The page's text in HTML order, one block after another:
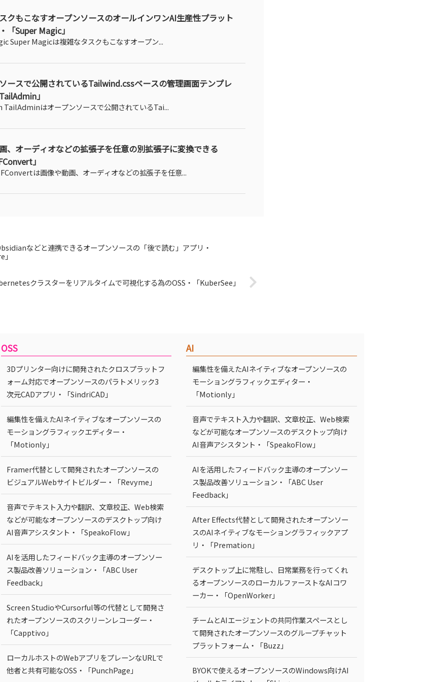
クもこなすオープンソースのオールインワンAI生産性プラット
「Super Magic」
Super Magicは複雑なタスクもこなすオープン...
ースで公開されているTailwind.cssベースの管理画面テンプレ
」
はオープンソースで公開されているTai...
、オーディオなどの拡張子を任意の別拡張子に変換できる
」
は画像や動画、オーディオなどの拡張子を任意...
などと連携できるオープンソースの「後で読む」アプリ・
クラスターをリアルタイムで可視化する為のOSS・「KuberSee」
OSS
3Dプリンター向けに開発されたクロスプラットフ
ォーム対応でオープンソースのパラトメリック3
次元CADアプリ・「SindriCAD」
編集性を備えたAIネイティブなオープンソースの
モーショングラフィックエディター・
「Motionly」
Framer代替として開発されたオープンソースの
ビジュアルWebサイトビルダー・「Revyme」
音声でテキスト入力や翻訳、文章校正、Web検索
などが可能なオープンソースのデスクトップ向け
AI音声アシスタント・「SpeakoFlow」
AIを活用したフィードバック主導のオープンソー
ス製品改善ソリューション・「ABC User
Feedback」
Screen StudioやCursorful等の代替として開発さ
れたオープンソースのスクリーンレコーダー・
「Capptivo」
ローカルホストのWebアプリをプレーンなURLで
他者と共有可能なOSS・「PunchPage」
AI
編集性を備えたAIネイティブなオープンソースの
モーショングラフィックエディター・
「Motionly」
音声でテキスト入力や翻訳、文章校正、Web検索
などが可能なオープンソースのデスクトップ向け
AI音声アシスタント・「SpeakoFlow」
AIを活用したフィードバック主導のオープンソー
ス製品改善ソリューション・「ABC User
Feedback」
After Effects代替として開発されたオープンソー
スのAIネイティブなモーショングラフィックアプ
リ・「Premation」
デスクトップ上に常駐し、日常業務を行ってくれ
るオープンソースのローカルファーストなAIコワ
ーカー・「OpenWorker」
チームとAIエージェントの共同作業スペースとし
て開発されたオープンソースのグループチャット
プラットフォーム・「Buzz」
BYOKで使えるオープンソースのWindows向けAI